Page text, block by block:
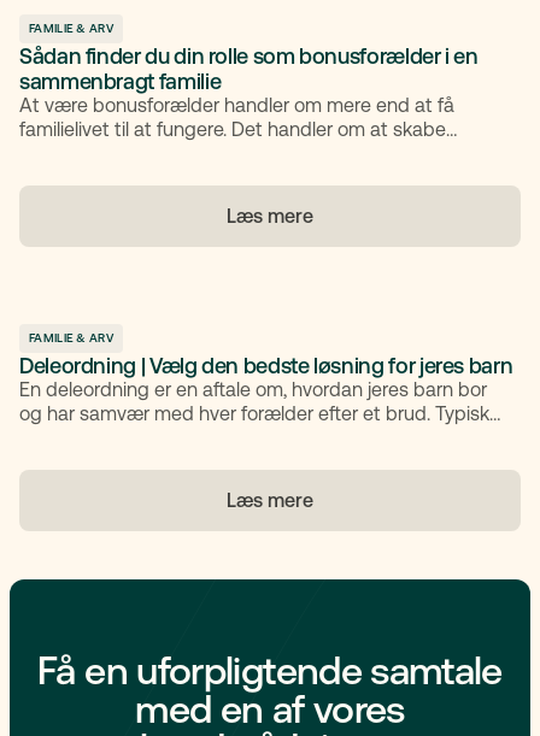
FAMILIE & ARV
Sådan finder du din rolle som bonusforælder i en
sammenbragt familie
At være bonusforælder handler om mere end at få
familielivet til at fungere. Det handler om at skabe
kan du finde din plads i den sammenbragte familie
med både varme og klarhed.
Læs mere
FAMILIE & ARV
Deleordning | Vælg den bedste løsning for jeres barn
En deleordning er en aftale om, hvordan jeres barn bor
og har samvær med hver forælder efter et brud. Typiske
perioder. Ved omtrent lige fordeling af tid betaler I som
udgangspunkt ikke børnebidrag, men der kan være
tydelig skriftlig samværsaftale kan forebygge
Læs mere
Få en uforpligtende samtale
med en af vores